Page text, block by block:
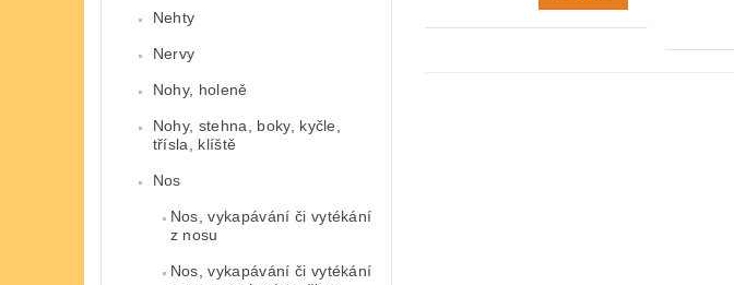
Nehty
Nervy
Nohy, holeně
Nohy, stehna, boky, kyčle,
třísla, klíště
Nos
Nos, vykapávání či vytékání
z nosu
Nos, vykapávání či vytékání